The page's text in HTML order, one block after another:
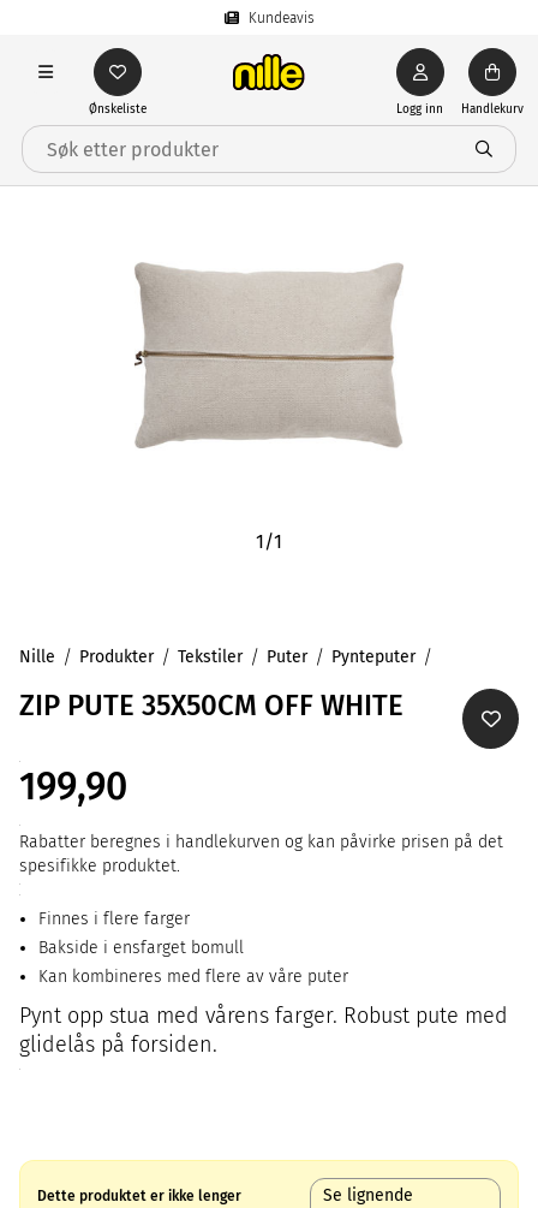
Kundeavis
Ønskeliste Logg inn Handlekurv
1/1
Nille Produkter Tekstiler Puter Pynteputer
ZIP PUTE 35X50CM OFF WHITE
199,90
Rabatter beregnes i handlekurven og kan påvirke prisen på det
spesifikke produktet.
Finnes i flere farger
Bakside i ensfarget bomull
Kan kombineres med flere av våre puter
Pynt opp stua med vårens farger. Robust pute med
glidelås på forsiden.
Dette produktet er ikke lenger
Se lignende